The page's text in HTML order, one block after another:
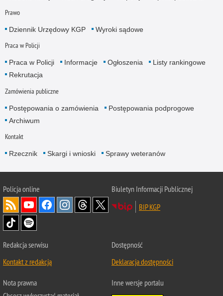
Prawo
Dziennik Urzędowy KGP Wyroki sądowe
Praca w Policji
Praca w Policji Informacje Ogłoszenia
Listy rankingowe
Rekrutacja
Zamówienia publiczne
Postępowania o zamówienia
Postępowania podprogowe
Archiwum
Kontakt
Rzecznik Skargi i wnioski Sprawy weteranów
Policjaonline
Biuletyn Informacji Publicznej
BIP KGP
Redakcja serwisu
Kontakt z redakcją
Dostępność
Deklaracja dostępności
Nota prawna
Inne wersje portalu